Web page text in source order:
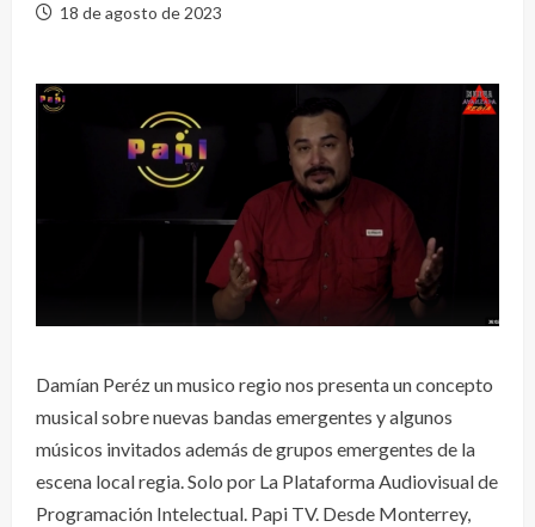
18 de agosto de 2023
Damían Peréz un musico regio nos presenta un concepto
musical sobre nuevas bandas emergentes y algunos
músicos invitados además de grupos emergentes de la
escena local regia. Solo por La Plataforma Audiovisual de
Programación Intelectual. Papi TV. Desde Monterrey,